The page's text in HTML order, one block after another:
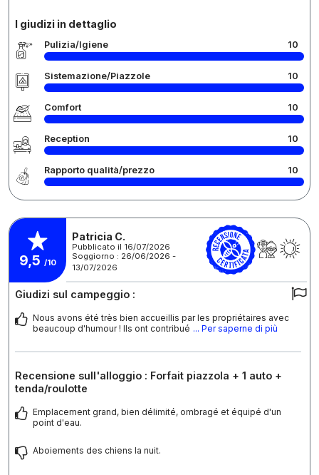
I giudizi in dettaglio
Pulizia/Igiene 10
Sistemazione/Piazzole 10
Comfort 10
Reception 10
Rapporto qualità/prezzo 10
9,5 /10
Patricia C.
Pubblicato il 16/07/2026
Soggiorno : 26/06/2026 -
13/07/2026
Giudizi sul campeggio :
Nous avons été très bien accueillis par les propriétaires avec
beaucoup d'humour ! Ils ont contribué ... Per saperne di più
Recensione sull'alloggio : Forfait piazzola + 1 auto +
tenda/roulotte
Emplacement grand, bien délimité, ombragé et équipé d'un
point d'eau.
Aboiements des chiens la nuit.